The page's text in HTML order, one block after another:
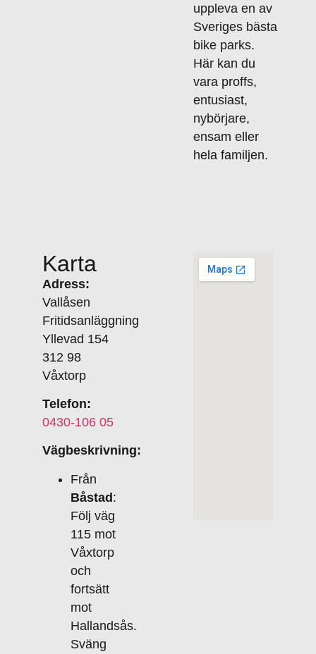
uppleva en av
Sveriges bästa
bike parks.
Här kan du
vara proffs,
entusiast,
nybörjare,
ensam eller
hela familjen.
Karta
Adress:
Vallåsen
Fritidsanläggning
Yllevad 154
312 98
Våxtorp
Telefon:
0430-106 05
Vägbeskrivning:
Från
Båstad:
Följ väg
115 mot
Våxtorp
och
fortsätt
mot
Hallandsås.
Sväng